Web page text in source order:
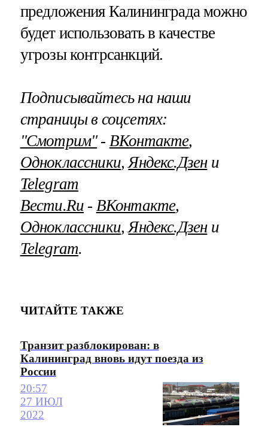
предложения Калининграда можно
будет использовать в качестве
угрозы контрсанкций.
Подписывайтесь на наши
страницы в соцсетях:
"Смотрим"‐ ВКонтакте,
Одноклассники, Яндекс.Дзени
Telegram
Вести.Ru ‐ ВКонтакте,
Одноклассники, Яндекс.Дзени
Telegram.
ЧИТАЙТЕ ТАКЖЕ
Транзит разблокирован: в
Калининград вновь идут поезда из
России
20:57
27 ИЮЛ
2022